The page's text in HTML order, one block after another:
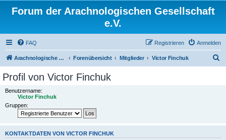
Forum der Arachnologischen Gesellschaft
e.V.
FAQ Anmelden
Registrieren
Arachnologische Gesellschaft e. V. Forenübersicht Mitglieder Victor Finchuk
Profil von Victor Finchuk
Benutzername:
Victor Finchuk
Gruppen:
KONTAKTDATEN VON VICTOR FINCHUK